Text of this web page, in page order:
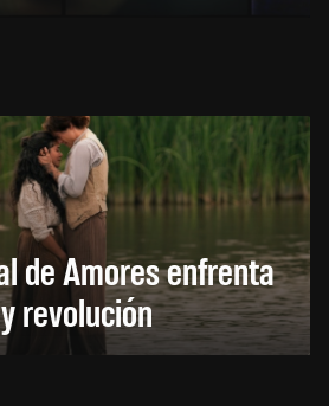
de Amores enfrenta
revolución